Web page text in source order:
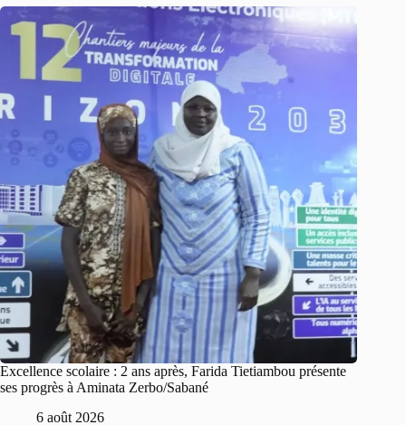
Excellence scolaire : 2 ans après, Farida Tietiambou présente
ses progrès à Aminata Zerbo/Sabané
6 août 2026